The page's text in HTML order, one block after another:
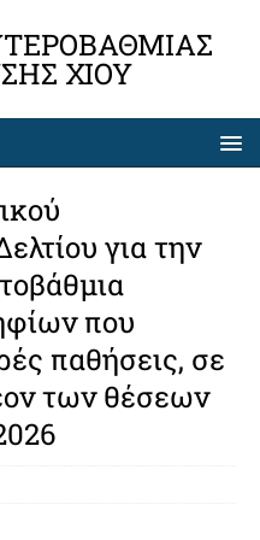
ΧΊΟΥ
για την
που
παθήσεις, σε
των θέσεων